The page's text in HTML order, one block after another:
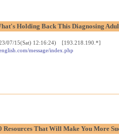
Holding Back This Diagnosing
07/15(Sat) 12:16:24) [193.218.190.*]
message/index.php
Resources That Will Make You More